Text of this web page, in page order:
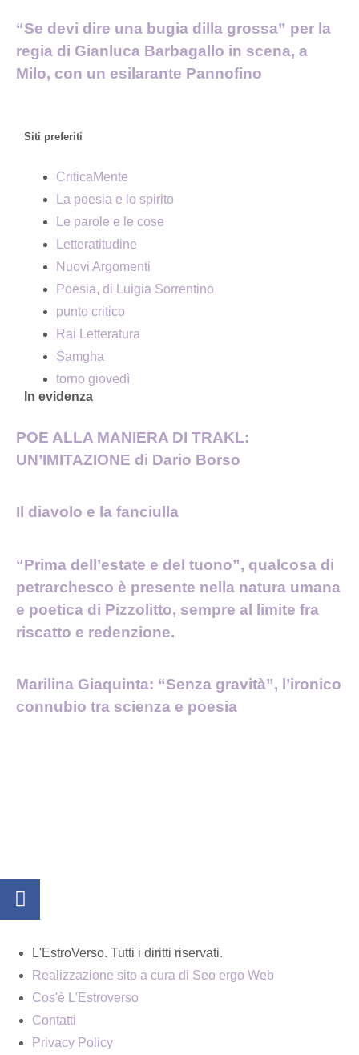
“Se devi dire una bugia dilla grossa” per la
regia di Gianluca Barbagallo in scena, a
Milo, con un esilarante Pannofino
Siti preferiti
CriticaMente
La poesia e lo spirito
Le parole e le cose
Letteratitudine
Nuovi Argomenti
Poesia, di Luigia Sorrentino
punto critico
Rai Letteratura
Samgha
torno giovedì
In evidenza
POE ALLA MANIERA DI TRAKL:
UN’IMITAZIONE di Dario Borso
Il diavolo e la fanciulla
“Prima dell’estate e del tuono”, qualcosa di
petrarchesco è presente nella natura umana
e poetica di Pizzolitto, sempre al limite fra
riscatto e redenzione.
Marilina Giaquinta: “Senza gravità”, l’ironico
connubio tra scienza e poesia
L'EstroVerso. Tutti i diritti riservati.
Realizzazione sito a cura di Seo ergo Web
Cos'è L'Estroverso
Contatti
Privacy Policy